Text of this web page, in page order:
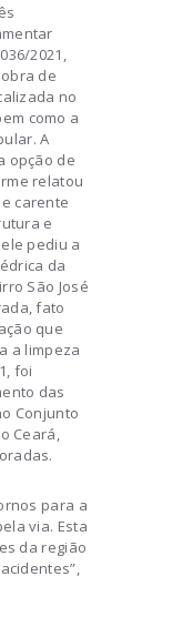
2021,
de
no
como a
A
opção de
relatou
carente
e
pediu a
da
São José
fato
que
a limpeza
foi
das
Conjunto
Ceará,
para a
via. Esta
da região